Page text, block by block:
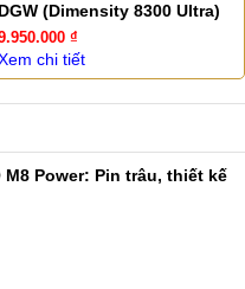
DGW (Dimensity 8300 Ultra)
₫
chi tiết
M8 Power: Pin trâu, thiết kế